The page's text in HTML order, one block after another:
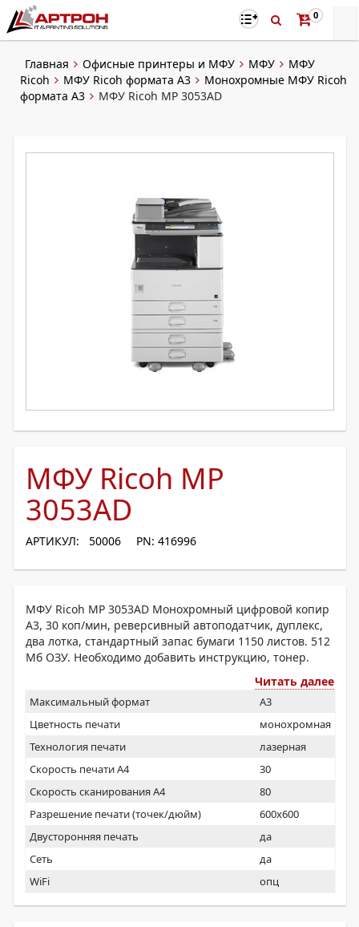
0
Главная Офисные принтеры и МФУ МФУ
МФУ
Ricoh
МФУ Ricoh формата A3
Монохромные МФУ Ricoh
формата А3
МФУ Ricoh MP 3053AD
МФУ Ricoh MP
3053AD
АРТИКУЛ: 50006 PN: 416996
МФУ Ricoh MP 3053AD Монохромный цифровой копир
A3, 30 коп/мин, реверсивный автоподатчик, дуплекс,
два лотка, стандартный запас бумаги 1150 листов. 512
Мб ОЗУ. Необходимо добавить инструкцию, тонер.
Читать далее
Максимальный формат
A3
Цветность печати
монохромная
Технология печати
лазерная
Скорость печати А4
30
Скорость сканирования А4
80
Разрешение печати (точек/дюйм)
600x600
Двусторонняя печать
да
Сеть
да
WiFi
опц